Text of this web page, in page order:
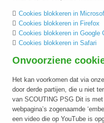
Cookies blokkeren in
Cookies blokkeren in Firefox
Cookies blokkeren in Google
Cookies blokkeren in Safari
Onvoorziene
Het kan voorkomen dat via
door derde partijen, die u niet
van SCOUTING PSG Dit is
webpagina’s zogenaamde
een video die op YouTube is